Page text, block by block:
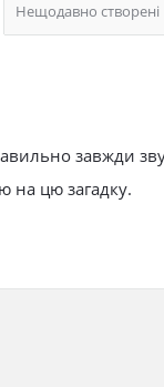
Нещодавно створені
завжди
на цю загадку.